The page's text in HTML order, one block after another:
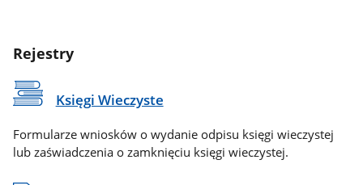
Rejestry
Księgi Wieczyste
Formularze wniosków o wydanie odpisu księgi wieczystej
lub zaświadczenia o zamknięciu księgi wieczystej.